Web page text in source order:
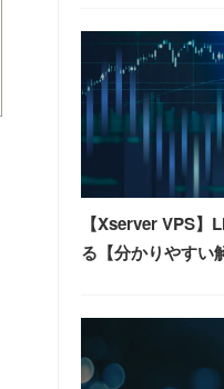
【Xserver VPS
る【分かりやすい